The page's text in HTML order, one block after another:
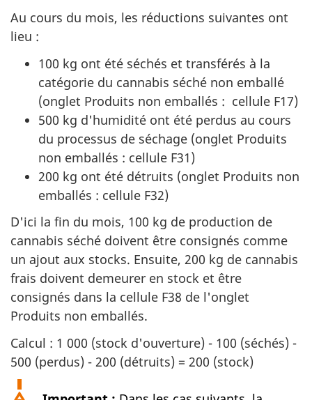
Au cours du mois, les réductions suivantes ont
lieu :
100 kg ont été séchés et transférés à la
catégorie du cannabis séché non emballé
(onglet Produits non emballés : cellule F17)
500 kg d'humidité ont été perdus au cours
du processus de séchage (onglet Produits
non emballés : cellule F31)
200 kg ont été détruits (onglet Produits non
emballés : cellule F32)
D'ici la fin du mois, 100 kg de production de
cannabis séché doivent être consignés comme
un ajout aux stocks. Ensuite, 200 kg de cannabis
frais doivent demeurer en stock et être
consignés dans la cellule F38 de l'onglet
Produits non emballés.
Calcul : 1 000 (stock d'ouverture) - 100 (séchés) -
500 (perdus) - 200 (détruits) = 200 (stock)